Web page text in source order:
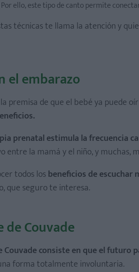
ello, este tipo de canto permite
técnicas te llama la atención y
el embarazo
premisa de que el bebé ya puede
prenatal estimula la frecuencia
entre la mamá y el niño, y muchas,
todos los beneficios de escuchar
que seguro te interesa.
de Couvade
Couvade consiste en que el
forma totalmente involuntaria.